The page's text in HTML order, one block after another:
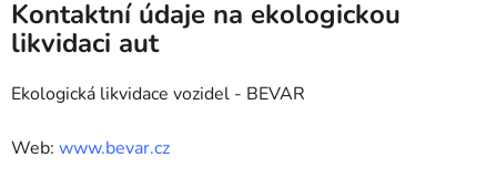
Kontaktní údaje na ekologickou
likvidaci aut
Ekologická likvidace vozidel - BEVAR
Web: www.bevar.cz